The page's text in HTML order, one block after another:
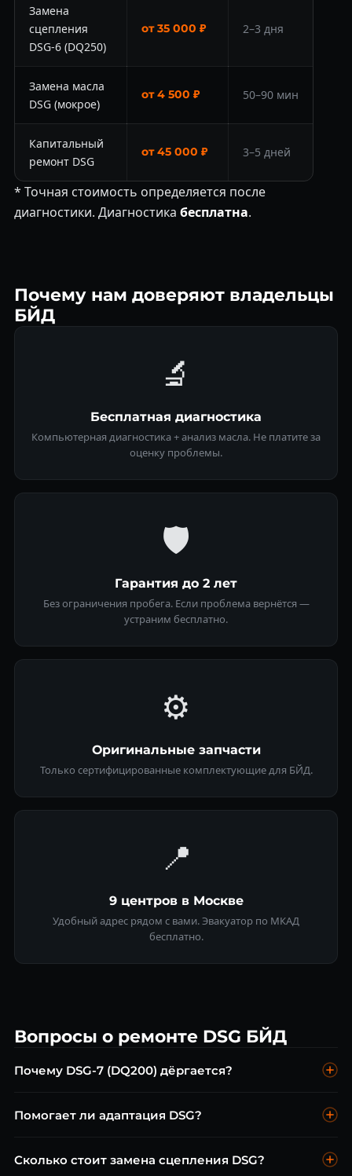
Замена
сцепления
DSG-6 (DQ250)
от 35 000 ₽ 2–3 дня
Замена масла
DSG (мокрое)
от 4 500 ₽ 50–90 мин
Капитальный
ремонт DSG
от 45 000 ₽ 3–5 дней
* Точная стоимость определяется после
диагностики. Диагностика бесплатна.
Почему нам доверяют владельцы
БЙД
🔬
Бесплатная диагностика
Компьютерная диагностика + анализ масла. Не платите за
оценку проблемы.
🛡
Гарантия до 2 лет
Без ограничения пробега. Если проблема вернётся —
устраним бесплатно.
⚙️
Оригинальные запчасти
Только сертифицированные комплектующие для БЙД.
📍
9 центров в Москве
Удобный адрес рядом с вами. Эвакуатор по МКАД
бесплатно.
Вопросы о ремонте DSG БЙД
Почему DSG-7 (DQ200) дёргается?
мехатроника, устаревшая прошивка или неправильное
Помогает ли адаптация DSG?
ремонта коробках. Процедура занимает 2–3 часа и стоит
Сколько стоит замена сцепления DSG?